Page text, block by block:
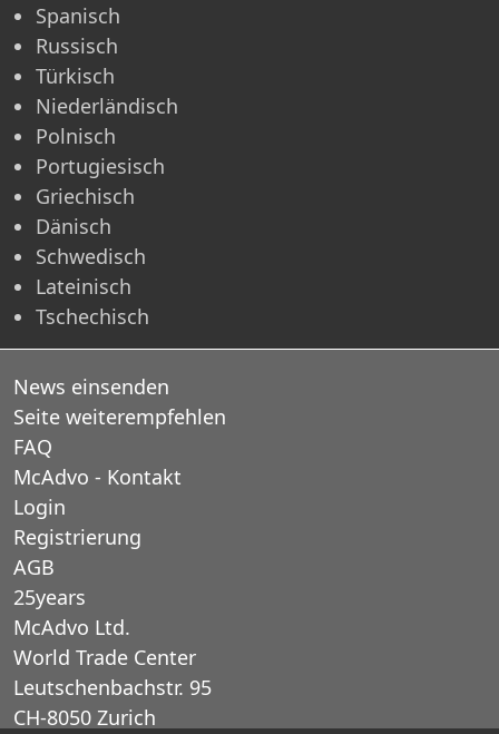
Spanisch
Russisch
Türkisch
Niederländisch
Polnisch
Portugiesisch
Griechisch
Dänisch
Schwedisch
Lateinisch
Tschechisch
News einsenden
Seite weiterempfehlen
FAQ
McAdvo - Kontakt
Login
Registrierung
AGB
25years
McAdvo Ltd.
World Trade Center
Leutschenbachstr. 95
CH-8050 Zurich